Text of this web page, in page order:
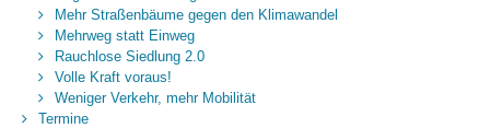
Mehr Straßenbäume gegen den Klimawandel
Mehrweg statt Einweg
Rauchlose Siedlung 2.0
Volle Kraft voraus!
Weniger Verkehr, mehr Mobilität
Termine